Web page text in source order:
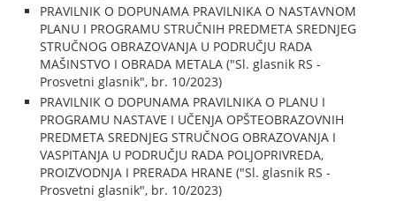
PRAVILNIK O DOPUNAMA PRAVILNIKA O NASTAVNOM
PLANU I PROGRAMU STRUČNIH PREDMETA SREDNJEG
STRUČNOG OBRAZOVANJA U PODRUČJU RADA
MAŠINSTVO I OBRADA METALA ("Sl. glasnik RS -
Prosvetni glasnik", br. 10/2023)
PRAVILNIK O DOPUNAMA PRAVILNIKA O PLANU I
PROGRAMU NASTAVE I UČENJA OPŠTEOBRAZOVNIH
PREDMETA SREDNJEG STRUČNOG OBRAZOVANJA I
VASPITANJA U PODRUČJU RADA POLJOPRIVREDA,
PROIZVODNJA I PRERADA HRANE ("Sl. glasnik RS -
Prosvetni glasnik", br. 10/2023)